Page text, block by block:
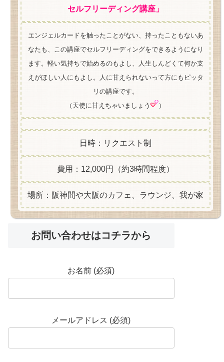
セルフリーディング講座」
エンジェルカードを触ったことがない、持ったこともないあ
なたも、この講座でセルフリーディングをできるようになり
ます。軽い気持ちで始めるのもよし、人生しんどくて何か支
えがほしい人にもよし。人に甘えられないって方にもピッタ
リの講座です。
（天使に甘えちゃいましょう
）
日時：リクエスト制
費用：12,000円（約3時間程度）
場所：阪神間や大阪のカフェ、ラウンジ、我が家
お問い合わせはコチラから
お名前 (必須)
メールアドレス (必須)